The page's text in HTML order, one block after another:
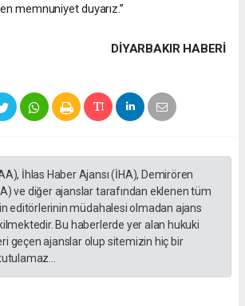
memnuniyet duyarız.”
DIYARBAKIR HABERİ
İhlas Haber Ajansı (İHA), Demirören
ve diğer ajanslar tarafından eklenen tüm
editörlerinin müdahalesi olmadan ajans
Bu haberlerde yer alan hukuki
geçen ajanslar olup sitemizin hiç bir